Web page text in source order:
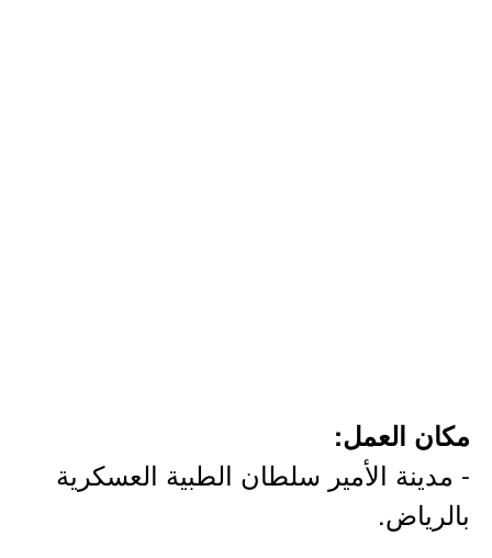
مكان العمل:
- مدينة الأمير سلطان الطبية العسكرية
بالرياض.